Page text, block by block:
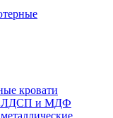
кровати
ЛДСП и МДФ